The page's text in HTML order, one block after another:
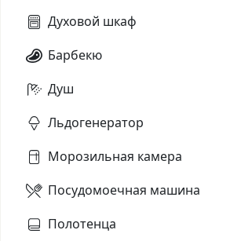
Духовой шкаф
Барбекю
Душ
Льдогенератор
Морозильная камера
Посудомоечная машина
Полотенца